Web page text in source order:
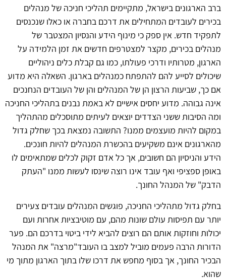
ברב הארגונים בישראל, מתקיימים תהליכי חניכה של מנהלים
בכירים לעובדים המתחילים את דרכם בחברה או כאלו שנכנסים
לתפקיד חדש. אין ספק כי מינוף הידע והנסיון המצטבר של
מנהלים בכירים, מקצר למצטרפים חדשים את זמן הלמידה על
הארגון, מטרותיו ודרכי פעולתו, כמו גם קבלת כלים ניהוליים
שיכולים לסייע להם להתפתח כמנהלים בארגון. השאלה היא מדוע
אם כך, שביעות הרצון הן של המנהלים והן של העובדים הנחנכים
אינה גבוהה. מדוע יחסים אישיים לא באמת נבנים בתהליכי החניכה
ומה הסיבות ששני הצדדים יוצאים לעיתים מתוסכלים מהתהליך
במקום להיות מועצמים ממנו? התשובה נמצאת בכך שחלק גדול
מהארגונים אינם משקיעים בהכשרת המנהלים להיות חונכים.
הידע והניסיון הם חשובים, אך כל אדם זקוק לכלים שמתאימים לו
באופן ספציפי ואף עובד אינו רוצה שינסו לעשות ממנו "העתק
הדבק" של המנהל החונך.
בחלק גדול מתהליכי החניכה, פוגשים המנהלים עובדים צעירים
יותר עם תפיסות עולם שונות מהם, עם מוטיבציות אחרות ועם
יכולות וחוזקות אותם הם רוצים להביא לידי ביטוי בדרכם הם. פער
הדורות הרבה פעמים מוביל למצב בו העובד"מרצה" את המנהל
הבכיר החונך, אך בסוף מחפש את דרכו שלו בתוך הארגון מתוך מי
שהוא.